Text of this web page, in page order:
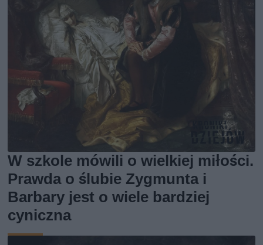
W szkole mówili o wielkiej miłości.
Prawda o ślubie Zygmunta i
Barbary jest o wiele bardziej
cyniczna